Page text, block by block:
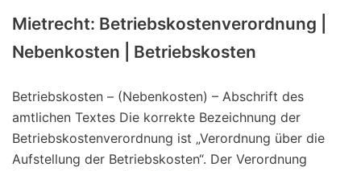
Mietrecht: Betriebskostenverordnung |
Nebenkosten | Betriebskosten
Betriebskosten – (Nebenkosten) – Abschrift des
amtlichen Textes Die korrekte Bezeichnung der
Betriebskostenverordnung ist „Verordnung über die
Aufstellung der Betriebskosten“. Der Verordnung